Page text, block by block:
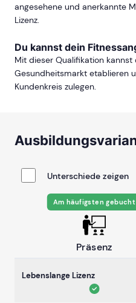
angesehene und anerkannte
Lizenz.
Du kannst dein
Mit dieser Qualifikation
Gesundheitsmarkt etablieren
Kundenkreis zulegen.
Unterschiede zeigen
Präsenz
Am häufigsten gebucht
Lebenslange Lizenz